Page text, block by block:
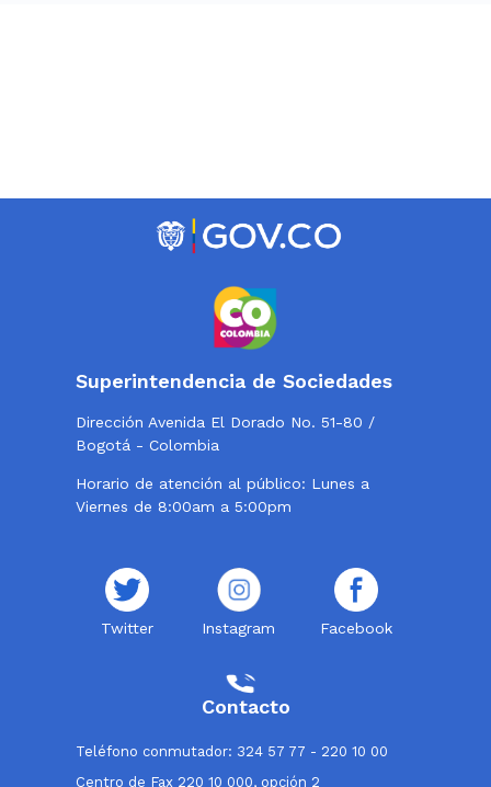
Superintendencia de Sociedades
Dirección Avenida El Dorado No. 51-80 /
Bogotá - Colombia
Horario de atención al público: Lunes a
Viernes de 8:00am a 5:00pm
Twitter Instagram Facebook
Contacto
Teléfono conmutador: 324 57 77 - 220 10 00
Centro de Fax 220 10 000, opción 2